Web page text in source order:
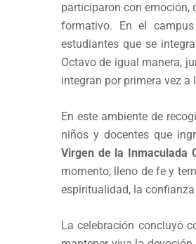
participaron con emoción,
formativo. En el
estudiantes que se
Octavo de igual manera,
integran por primera vez a
En este ambiente de
niños y docentes que
Virgen de la Inmaculada
momento, lleno de fe y
espiritualidad, la
La celebración concluyó